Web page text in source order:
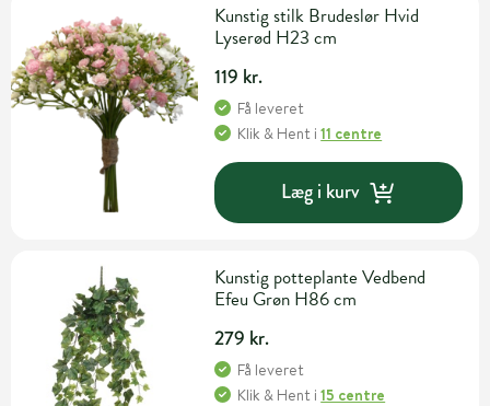
Kunstig stilk Brudeslør Hvid
Lyserød H23 cm
119 kr.
Få leveret
Klik & Hent i11 centre
Læg i kurv
Kunstig potteplante Vedbend
Efeu Grøn H86 cm
279 kr.
Få leveret
Klik & Hent i15 centre